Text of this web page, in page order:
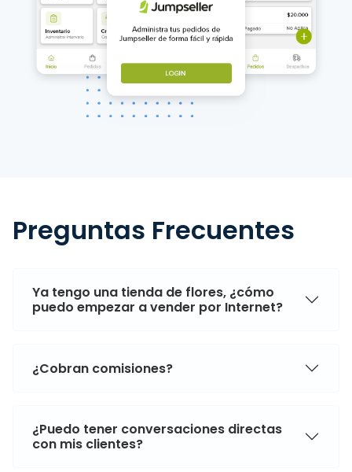
Preguntas Frecuentes
Ya tengo una tienda de flores, ¿cómo
puedo empezar a vender por Internet?
¿Cobran comisiones?
¿Puedo tener conversaciones directas
con mis clientes?